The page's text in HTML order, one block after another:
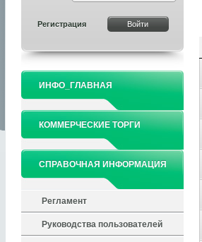
Регистрация
ИНФО_ГЛАВНАЯ
КОММЕРЧЕСКИЕ ТОРГИ
СПРАВОЧНАЯ ИНФОРМАЦИЯ
Регламент
Руководства пользователей